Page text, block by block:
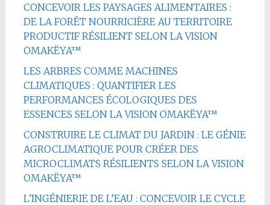
CONCEVOIR LES PAYSAGES ALIMENTAIRES :
DE LA FORÊT NOURRICIÈRE AU TERRITOIRE
PRODUCTIF RÉSILIENT SELON LA VISION
OMAKËYA™
LES ARBRES COMME MACHINES
CLIMATIQUES : QUANTIFIER LES
PERFORMANCES ÉCOLOGIQUES DES
ESSENCES SELON LA VISION OMAKËYA™
CONSTRUIRE LE CLIMAT DU JARDIN : LE GÉNIE
AGROCLIMATIQUE POUR CRÉER DES
MICROCLIMATS RÉSILIENTS SELON LA VISION
OMAKËYA™
L’INGÉNIERIE DE L’EAU : CONCEVOIR LE CYCLE